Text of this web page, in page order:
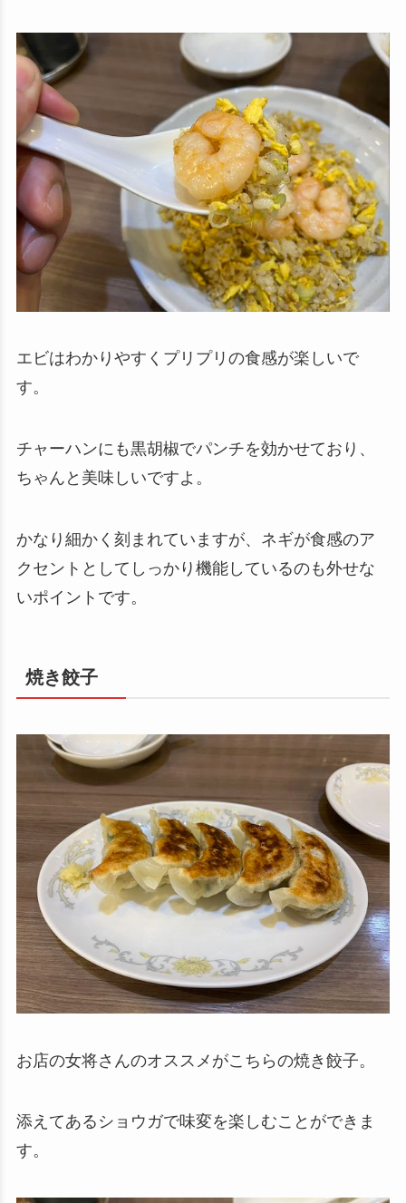
エビはわかりやすくプリプリの食感が楽しいで
す。
チャーハンにも黒胡椒でパンチを効かせており、
ちゃんと美味しいですよ。
かなり細かく刻まれていますが、ネギが食感のア
クセントとしてしっかり機能しているのも外せな
いポイントです。
焼き餃子
お店の女将さんのオススメがこちらの焼き餃子。
添えてあるショウガで味変を楽しむことができま
す。